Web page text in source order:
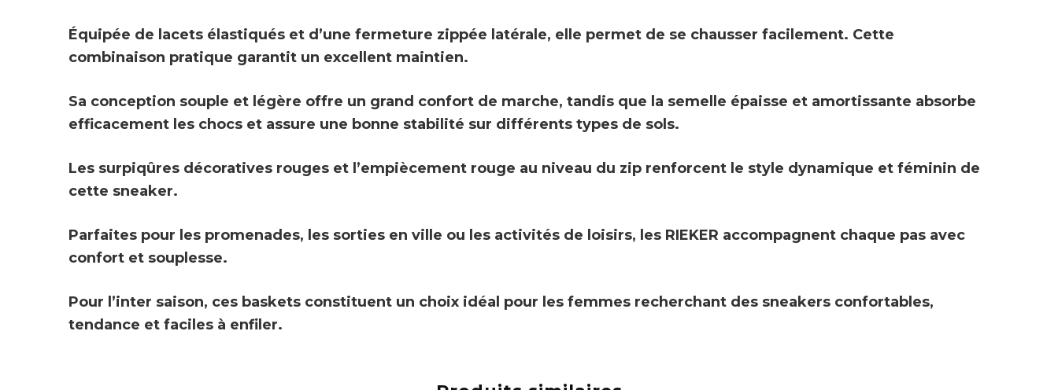
Équipée de lacets élastiqués et d’une fermeture zippée latérale, elle permet de se chausser facilement. Cette
combinaison pratique garantit un excellent maintien.
Sa conception souple et légère offre un grand confort de marche, tandis que la semelle épaisse et amortissante absorbe
efficacement les chocs et assure une bonne stabilité sur différents types de sols.
Les surpiqûres décoratives rouges et l’empiècement rouge au niveau du zip renforcent le style dynamique et féminin de
cette sneaker.
Parfaites pour les promenades, les sorties en ville ou les activités de loisirs, les RIEKER accompagnent chaque pas avec
confort et souplesse.
Pour l’inter saison, ces baskets constituent un choix idéal pour les femmes recherchant des sneakers confortables,
tendance et faciles à enfiler.